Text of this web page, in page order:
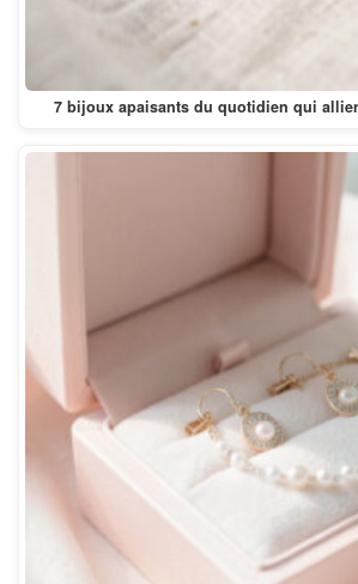
7 bijoux apaisants du quotidien qui